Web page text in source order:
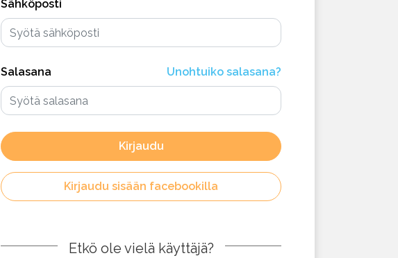
Sähköposti
Salasana Unohtuiko salasana?
Kirjaudu
Kirjaudu sisään facebookilla
Etkö ole vielä käyttäjä?